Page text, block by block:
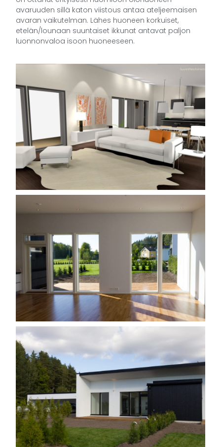
avaruuden sillä katon viistous antaa ateljeemaisen
avaran vaikutelman. Lähes huoneen korkuiset,
etelän/lounaan suuntaiset ikkunat antavat paljon
luonnonvaloa isoon huoneeseen.